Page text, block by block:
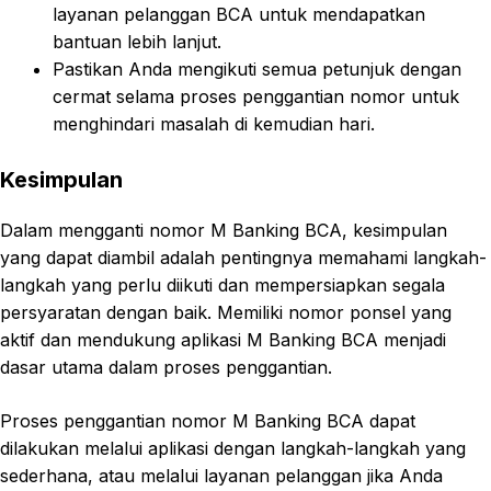
layanan pelanggan BCA untuk mendapatkan
bantuan lebih lanjut.
Pastikan Anda mengikuti semua petunjuk dengan
cermat selama proses penggantian nomor untuk
menghindari masalah di kemudian hari.
Kesimpulan
Dalam mengganti nomor M Banking BCA, kesimpulan
yang dapat diambil adalah pentingnya memahami langkah-
langkah yang perlu diikuti dan mempersiapkan segala
persyaratan dengan baik. Memiliki nomor ponsel yang
aktif dan mendukung aplikasi M Banking BCA menjadi
dasar utama dalam proses penggantian.
Proses penggantian nomor M Banking BCA dapat
dilakukan melalui aplikasi dengan langkah-langkah yang
sederhana, atau melalui layanan pelanggan jika Anda